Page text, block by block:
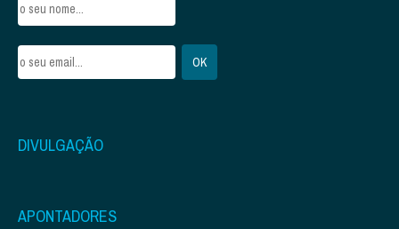
DIVULGAÇÃO
APONTADORES